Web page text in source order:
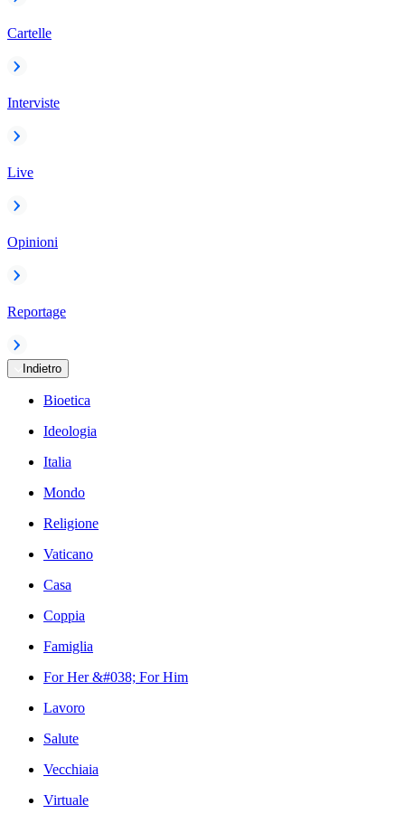
Cartelle
Interviste
Live
Opinioni
Reportage
Indietro
Bioetica
Ideologia
Italia
Mondo
Religione
Vaticano
Casa
Coppia
Famiglia
For Her &#038; For Him
Lavoro
Salute
Vecchiaia
Virtuale